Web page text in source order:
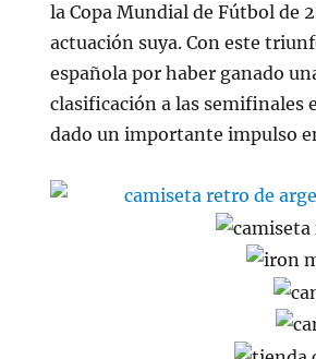
la Copa Mundial de Fútbol de
actuación suya. Con este
española por haber ganado
clasificación a las semifinales
dado un importante impulso